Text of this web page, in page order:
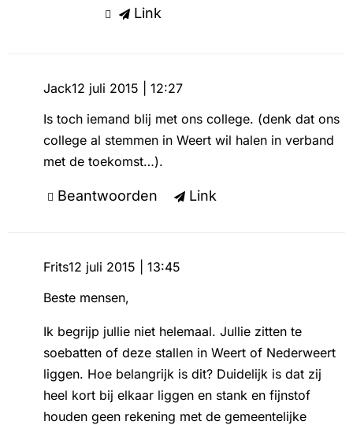
Link
Jack12 juli 2015 | 12:27
Is toch iemand blij met ons college. (denk dat ons
college al stemmen in Weert wil halen in verband
met de toekomst…).
Beantwoorden Link
Frits12 juli 2015 | 13:45
Beste mensen,
Ik begrijp jullie niet helemaal. Jullie zitten te
soebatten of deze stallen in Weert of Nederweert
liggen. Hoe belangrijk is dit? Duidelijk is dat zij
heel kort bij elkaar liggen en stank en fijnstof
houden geen rekening met de gemeentelijke